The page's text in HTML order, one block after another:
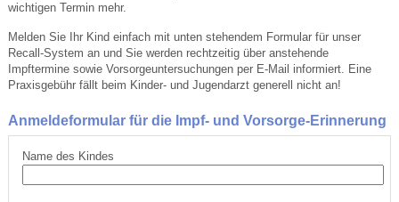
wichtigen Termin mehr.
Melden Sie Ihr Kind einfach mit unten stehendem Formular für unser
Recall-System an und Sie werden rechtzeitig über anstehende
Impftermine sowie Vorsorgeuntersuchungen per E-Mail informiert. Eine
Praxisgebühr fällt beim Kinder- und Jugendarzt generell nicht an!
Anmeldeformular für die Impf- und Vorsorge-Erinnerung
Name des Kindes